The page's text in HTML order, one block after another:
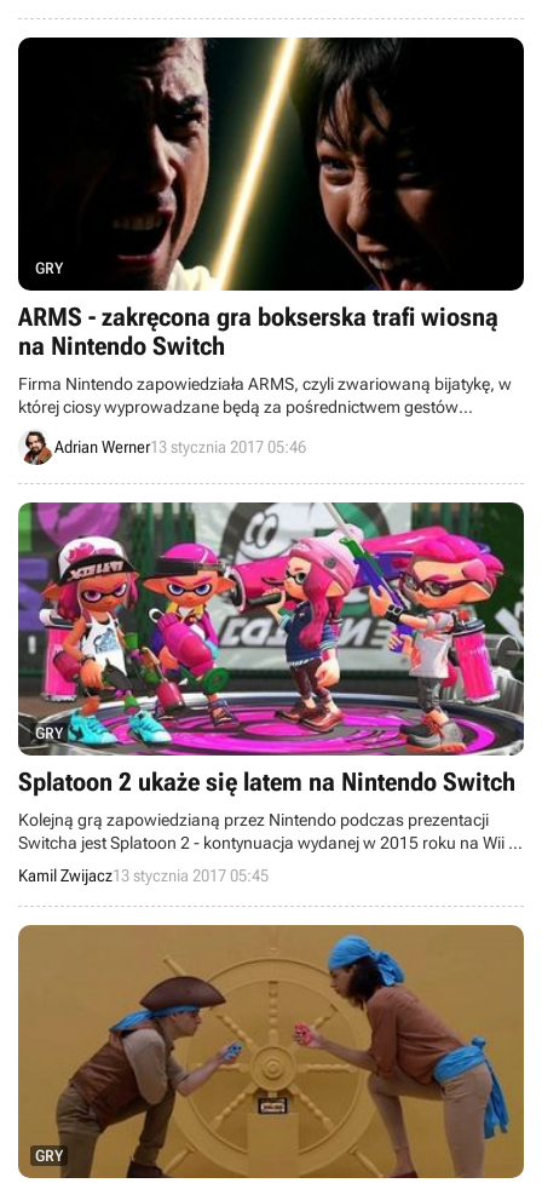
GRY
ARMS - zakręcona gra bokserska trafi wiosną
na Nintendo Switch
Firma Nintendo zapowiedziała ARMS, czyli zwariowaną bijatykę, w
której ciosy wyprowadzane będą za pośrednictwem gestów
wykonywanych przy pomocy małych padów Joy-Con.
Adrian Werner13 stycznia 2017 05:46
GRY
Splatoon 2 ukaże się latem na Nintendo Switch
Kolejną grą zapowiedzianą przez Nintendo podczas prezentacji
Switcha jest Splatoon 2 - kontynuacja wydanej w 2015 roku na Wii U
trzecioosobowej strzelanki.
Kamil Zwijacz13 stycznia 2017 05:45
GRY